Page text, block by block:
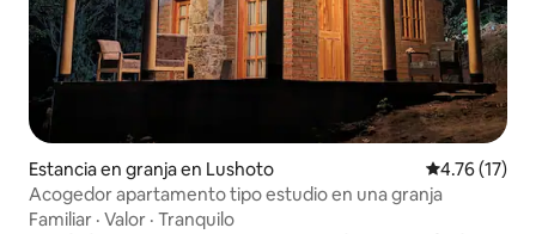
Estancia en granja en Lushoto Calificación
4.76 (17)
Acogedor apartamento tipo estudio en una granja
Familiar · Valor · Tranquilo